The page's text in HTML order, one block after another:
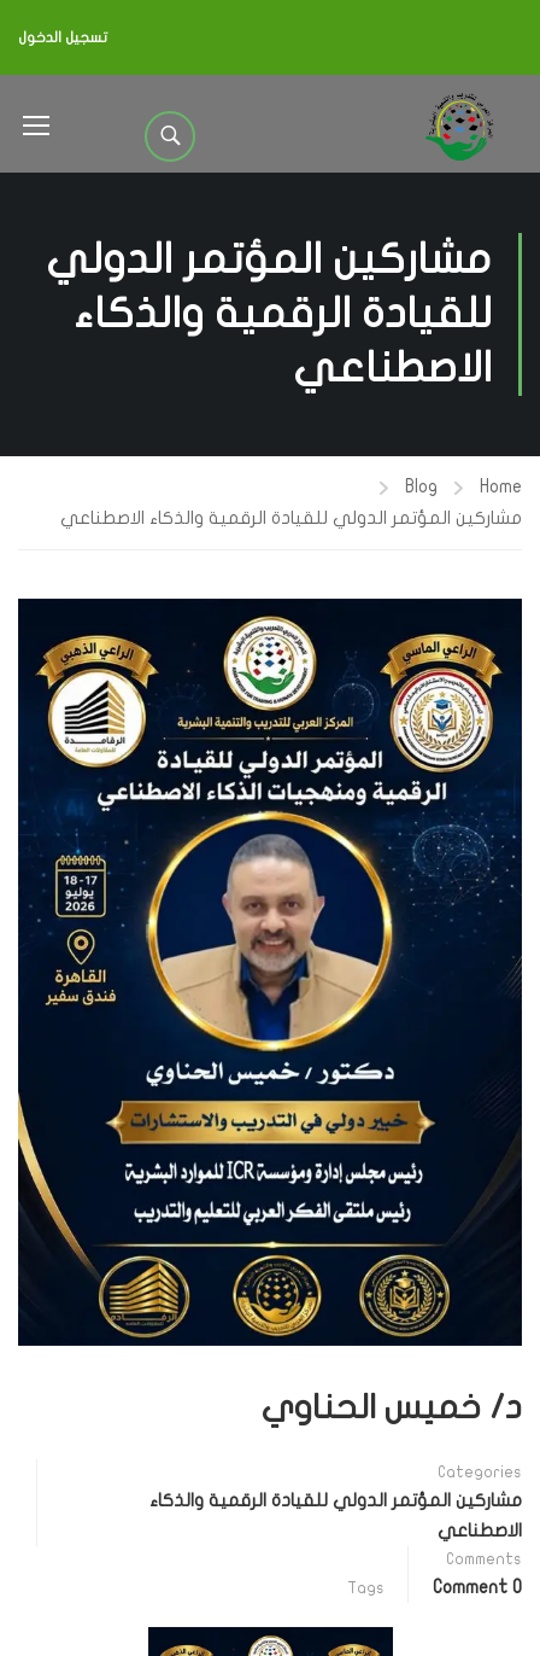
تسجيل الدخول
مشاركين المؤتمر الدولي
للقيادة الرقمية والذكاء
الاصطناعي
Home
Blog
مشاركين المؤتمر الدولي للقيادة الرقمية والذكاء الاصطناعي
د/ خميس الحناوي
Categories
مشاركين المؤتمر الدولي للقيادة الرقمية والذكاء
الاصطناعي
Comments
0 Comment
Tags